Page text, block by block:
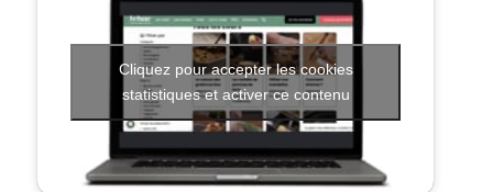
Cliquez pour accepter les cookies
statistiques et activer ce contenu